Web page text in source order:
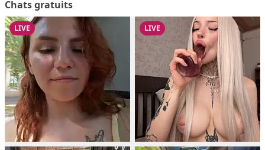
Chats gratuits